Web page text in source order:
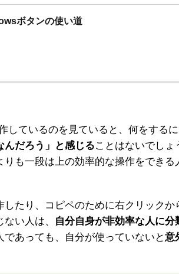
ボタンの使い道
しているのを見ていると、何をする
んだろう」と感じることはないでしょ
も一段は上の効率的な操作をできる
たり、コピペのために右クリックか
い人は、
自分自身が非効率な人に分
あっても、自分が使っていないと意